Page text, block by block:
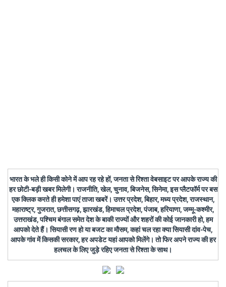
भारत के भले ही किसी कोने में आप रह रहे हों, जनता से रिश्ता वेबसाइट पर आपके राज्य की
हर छोटी-बड़ी खबर मिलेगी। राजनीति, खेल, चुनाव, बिजनेस, सिनेमा, इस प्लैटफॉर्म पर बस
एक क्लिक करते ही हमेशा पाएं ताजा खबरें। उत्तर प्रदेश, बिहार, मध्य प्रदेश, राजस्थान,
महाराष्ट्र, गुजरात, छत्तीसगढ़, झारखंड, हिमाचल प्रदेश, पंजाब, हरियाणा, जम्मू-कश्मीर,
उत्तराखंड, पश्चिम बंगाल समेत देश के बाकी राज्यों और शहरों की कोई जानकारी हो, हम
आपको देते हैं। सियासी रण हो या बजट का मौसम, कहां चल रहा क्या सियासी दांव-पेच,
आपके गांव में किसकी सरकार, हर अपडेट यहां आपको मिलेंगे। तो फिर अपने राज्य की हर
हलचल के लिए जुड़े रहिए जनता से रिश्ता के साथ।